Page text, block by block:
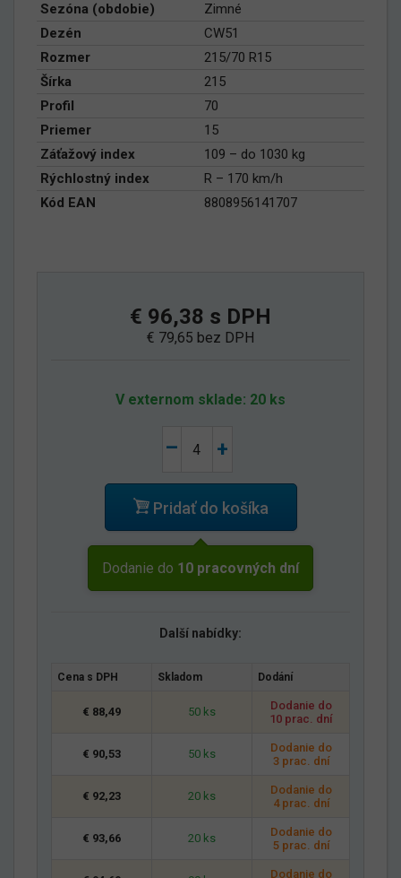
Sezóna (obdobie)
Zimné
Dezén
CW51
Rozmer
215/70 R15
Šírka
215
Profil
70
Priemer
15
Záťažový index
109 – do 1030 kg
Rýchlostný index
R – 170 km/h
Kód EAN
8808956141707
€ 96,38 s DPH
€ 79,65 bez DPH
V externom sklade: 20 ks
– +
Pridať do košíka
Dodanie do 10 pracovných dní
Další nabídky:
Cena s DPH Skladom Dodání
€ 88,49 50 ks
Dodanie do
10 prac. dní
€ 90,53 50 ks
Dodanie do
3 prac. dní
€ 92,23 20 ks
Dodanie do
4 prac. dní
€ 93,66 20 ks
Dodanie do
5 prac. dní
Dodanie do